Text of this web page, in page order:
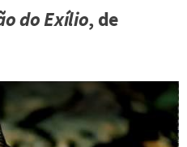
do Exílio, de